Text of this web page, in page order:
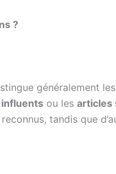
?
généralement
ou les articles
tandis que